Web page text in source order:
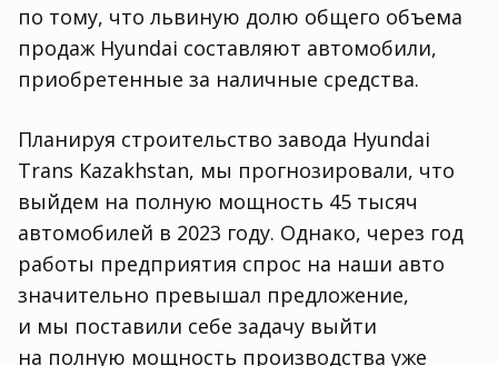
по тому, что львиную долю общего объема
продаж Hyundai составляют автомобили,
приобретенные за наличные средства.
Планируя строительство завода Hyundai
Trans Kazakhstan, мы прогнозировали, что
выйдем на полную мощность 45 тысяч
автомобилей в 2023 году. Однако, через год
работы предприятия спрос на наши авто
значительно превышал предложение,
и мы поставили себе задачу выйти
на полную мощность производства уже